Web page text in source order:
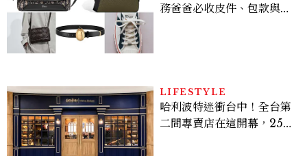
務爸爸必收皮件、包款與鞋
LIFESTYLE
哈利波特迷衝台中！全台第
二間專賣店在這開幕，25週